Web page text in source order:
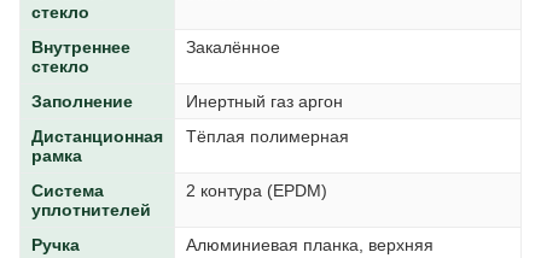
стекло
Внутреннее
стекло
Закалённое
Заполнение
Инертный газ аргон
Дистанционная
рамка
Тёплая полимерная
Система
уплотнителей
2 контура (EPDM)
Ручка
Алюминиевая планка, верхняя